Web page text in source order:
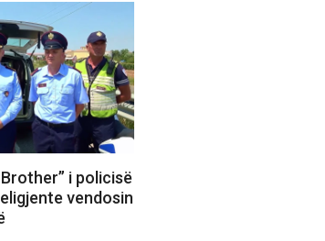
i policisë
vendosin